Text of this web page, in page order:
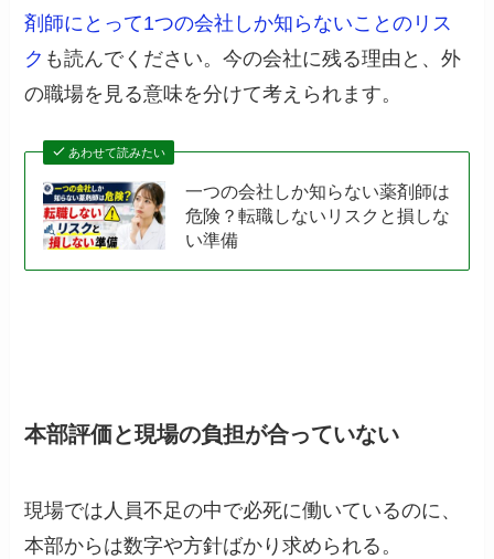
剤師にとって1つの会社しか知らないことのリス
ク も読んでください。今の会社に残る理由と、外
の職場を見る意味を分けて考えられます。
あわせて読みたい
一つの会社しか知らない薬剤師は
危険？転職しないリスクと損しな
い準備
本部評価と現場の負担が合っていない
現場では人員不足の中で必死に働いているのに、
本部からは数字や方針ばかり求められる。